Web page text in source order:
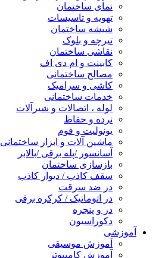
نمای ساختمان
تهویه و تاسیسات
شیشه ساختمان
تیرچه و بلوک
نقاشی ساختمان
کابینت و ام دی اف
مصالح ساختمانی
کاشی و سرامیک
خدمات ساختمانی
لوله ، اتصالات و شیرآلات
نرده و حفاظ
یونولیت و فوم
ماشین آلات و ابزار ساختمانی
آسانسور /پله برقی /بالابر
بازسازی ساختمان
سقف کاذب / دیوار کاذب
در ضد سرقت
در اتوماتیک / کرکره برقی
در و پنجره
دکوراسیون
آموزشی
آموزش موسیقی
آموزش کامپیوتر